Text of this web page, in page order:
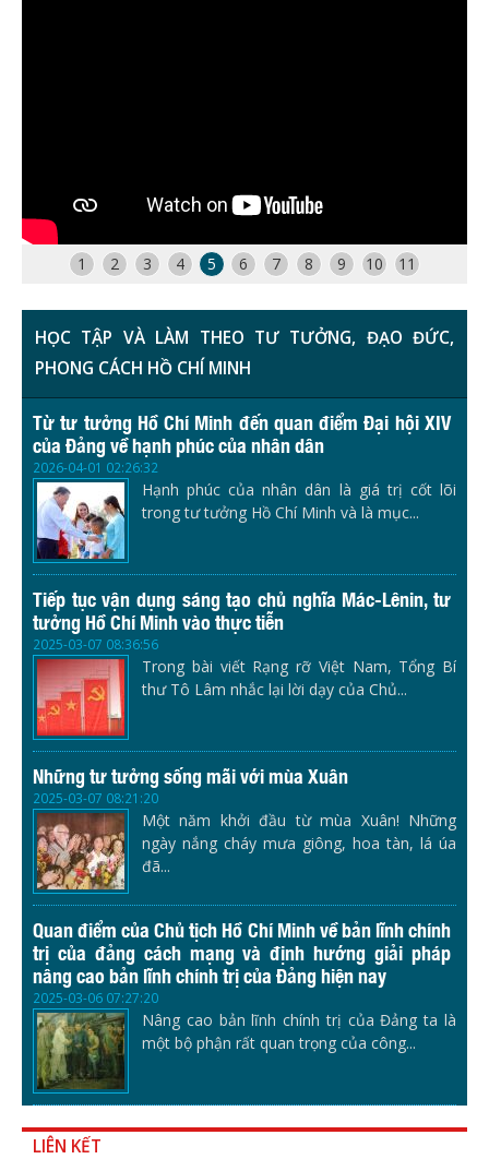
1 2 3 4 5 6 7 8 9 10 11
HỌC TẬP VÀ LÀM THEO TƯ TƯỞNG, ĐẠO ĐỨC,
PHONG CÁCH HỒ CHÍ MINH
Từ tư tưởng Hồ Chí Minh đến quan điểm Đại hội XIV
của Đảng về hạnh phúc của nhân dân
2026-04-01 02:26:32
Hạnh phúc của nhân dân là giá trị cốt lõi
trong tư tưởng Hồ Chí Minh và là mục...
Tiếp tục vận dụng sáng tạo chủ nghĩa Mác-Lênin, tư
tưởng Hồ Chí Minh vào thực tiễn
2025-03-07 08:36:56
Trong bài viết Rạng rỡ Việt Nam, Tổng Bí
thư Tô Lâm nhắc lại lời dạy của Chủ...
Những tư tưởng sống mãi với mùa Xuân
2025-03-07 08:21:20
Một năm khởi đầu từ mùa Xuân! Những
ngày nắng cháy mưa giông, hoa tàn, lá úa
đã...
Quan điểm của Chủ tịch Hồ Chí Minh về bản lĩnh chính
trị của đảng cách mạng và định hướng giải pháp
nâng cao bản lĩnh chính trị của Đảng hiện nay
2025-03-06 07:27:20
Nâng cao bản lĩnh chính trị của Đảng ta là
một bộ phận rất quan trọng của công...
LIÊN KẾT